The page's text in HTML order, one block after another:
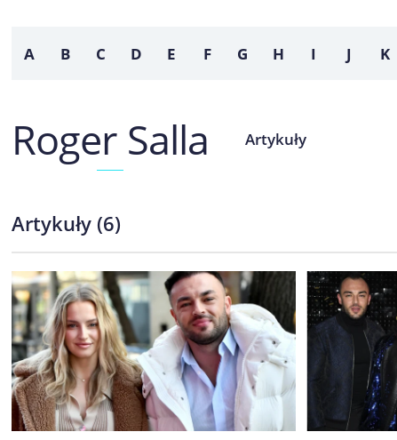
A B C D E F G H I J K
Roger Salla Artykuły
Artykuły (6)